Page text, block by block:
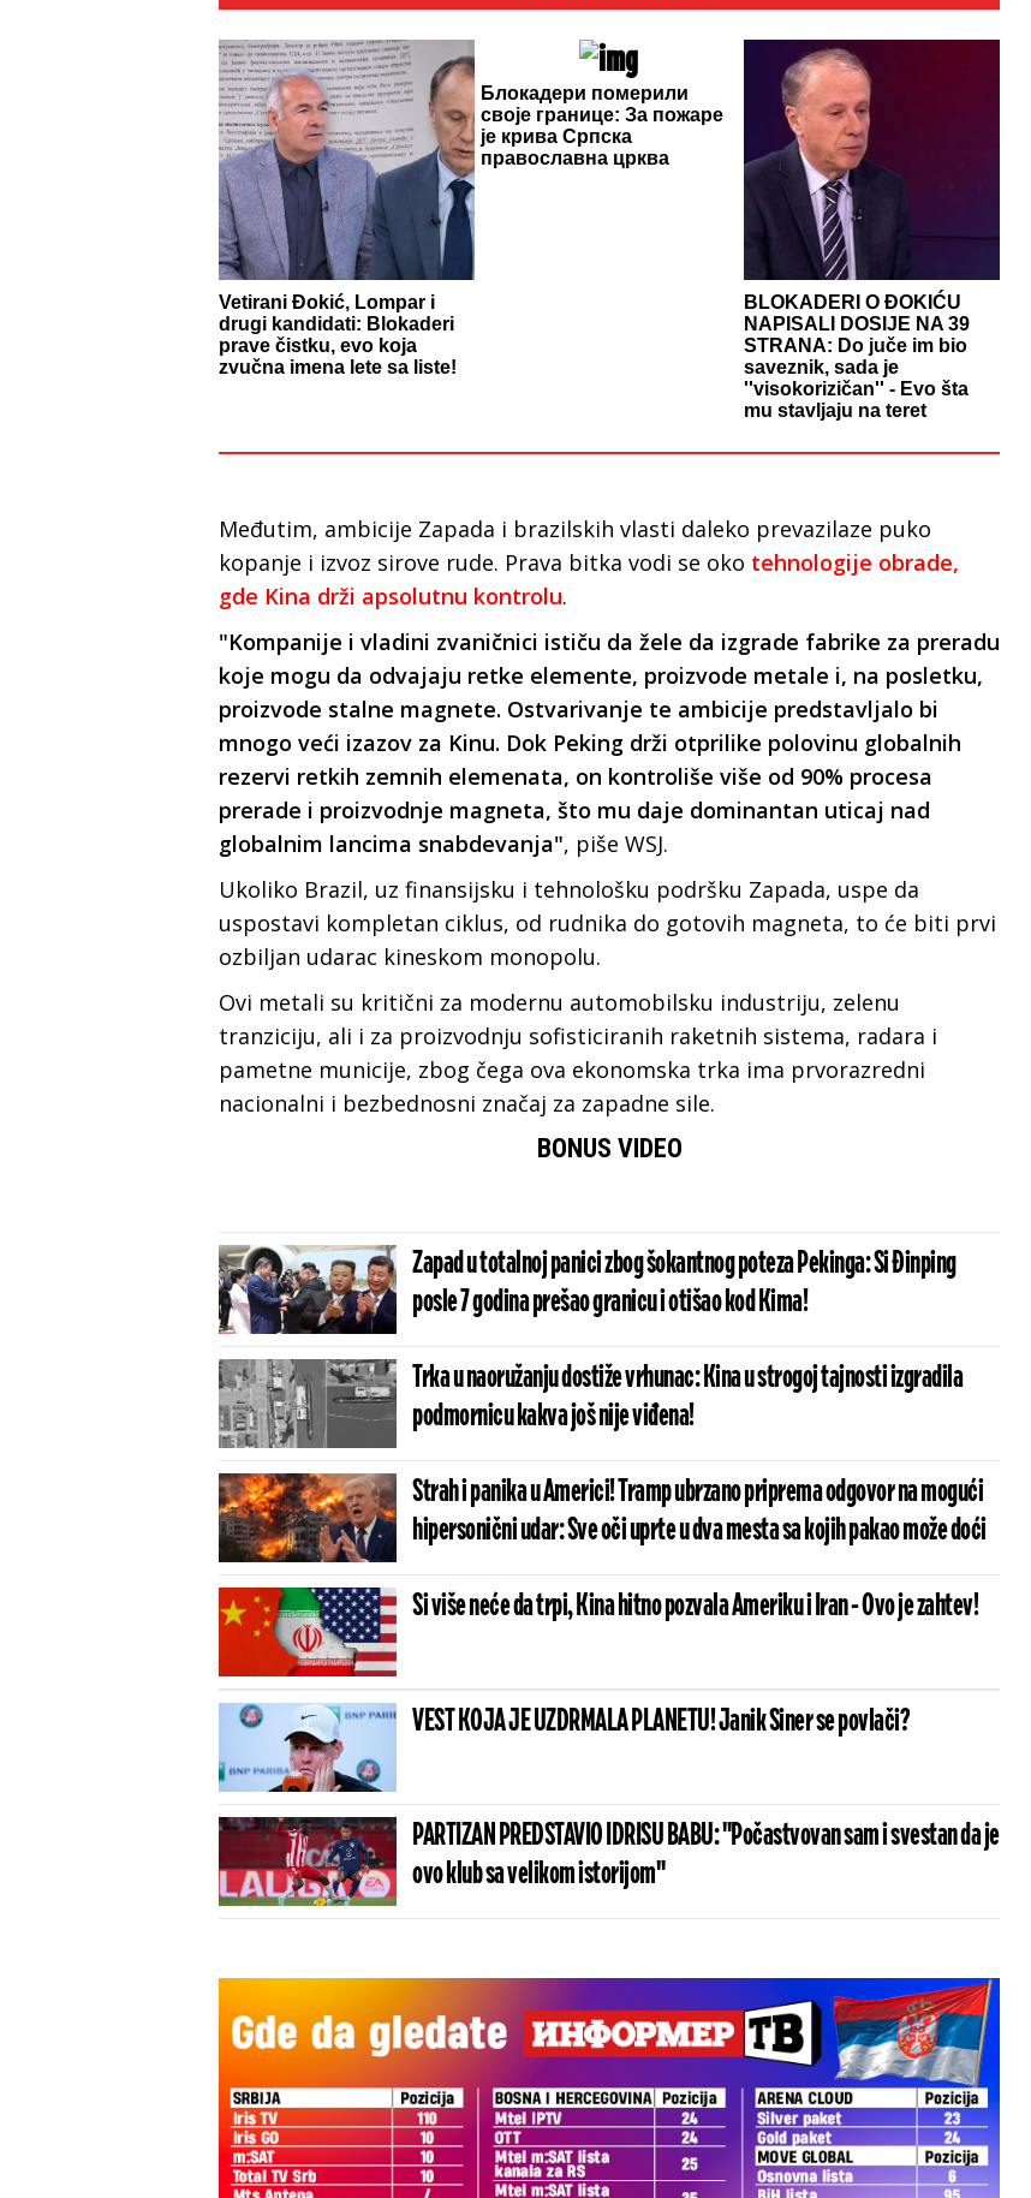
Vetirani Đokić, Lompar i
drugi kandidati: Blokaderi
prave čistku, evo koja
zvučna imena lete sa liste!
Блокадери померили
своје границе: За пожаре
је крива Српска
православна црква
BLOKADERI O ĐOKIĆU
NAPISALI DOSIJE NA 39
STRANA: Do juče im bio
saveznik, sada je
''visokorizičan'' - Evo šta
mu stavljaju na teret
Međutim, ambicije Zapada i brazilskih vlasti daleko prevazilaze puko
kopanje i izvoz sirove rude. Prava bitka vodi se oko tehnologije obrade,
gde Kina drži apsolutnu kontrolu.
"Kompanije i vladini zvaničnici ističu da žele da izgrade fabrike za preradu
koje mogu da odvajaju retke elemente, proizvode metale i, na posletku,
proizvode stalne magnete. Ostvarivanje te ambicije predstavljalo bi
mnogo veći izazov za Kinu. Dok Peking drži otprilike polovinu globalnih
rezervi retkih zemnih elemenata, on kontroliše više od 90% procesa
prerade i proizvodnje magneta, što mu daje dominantan uticaj nad
globalnim lancima snabdevanja", piše WSJ.
Ukoliko Brazil, uz finansijsku i tehnološku podršku Zapada, uspe da
uspostavi kompletan ciklus, od rudnika do gotovih magneta, to će biti prvi
ozbiljan udarac kineskom monopolu.
Ovi metali su kritični za modernu automobilsku industriju, zelenu
tranziciju, ali i za proizvodnju sofisticiranih raketnih sistema, radara i
pametne municije, zbog čega ova ekonomska trka ima prvorazredni
nacionalni i bezbednosni značaj za zapadne sile.
BONUS VIDEO
Zapad u totalnoj panici zbog šokantnog poteza Pekinga: Si Đinping
posle 7 godina prešao granicu i otišao kod Kima!
Trka u naoružanju dostiže vrhunac: Kina u strogoj tajnosti izgradila
podmornicu kakva još nije viđena!
Strah i panika u Americi! Tramp ubrzano priprema odgovor na mogući
hipersonični udar: Sve oči uprte u dva mesta sa kojih pakao može doći
Si više neće da trpi, Kina hitno pozvala Ameriku i Iran - Ovo je zahtev!
VEST KOJA JE UZDRMALA PLANETU! Janik Siner se povlači?
PARTIZAN PREDSTAVIO IDRISU BABU: "Počastvovan sam i svestan da je
ovo klub sa velikom istorijom"